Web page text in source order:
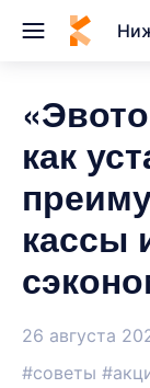
как
кассы
26 августа
#советы